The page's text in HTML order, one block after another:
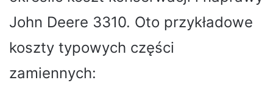
John Deere 3310. Oto przykładowe
koszty typowych części
zamiennych: